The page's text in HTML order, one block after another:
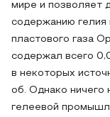
мире и позволяет
содержанию гелия
пластового газа
содержал всего
в некоторых
об. Однако ничего
гелеевой